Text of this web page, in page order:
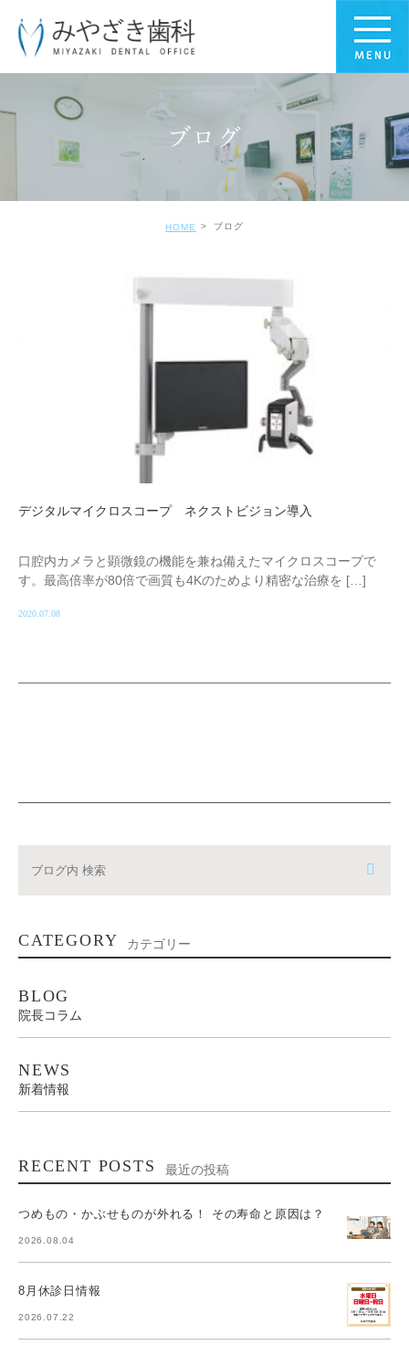
ブログ
HOME ブログ
デジタルマイクロスコープ ネクストビジョン導入
口腔内カメラと顕微鏡の機能を兼ね備えたマイクロスコープで
す。最高倍率が80倍で画質も4Kのためより精密な治療を […]
2020.07.08
CATEGORY カテゴリー
BLOG
院長コラム
NEWS
新着情報
RECENT POSTS 最近の投稿
つめもの・かぶせものが外れる！ その寿命と原因は？
2026.08.04
8月休診日情報
2026.07.22